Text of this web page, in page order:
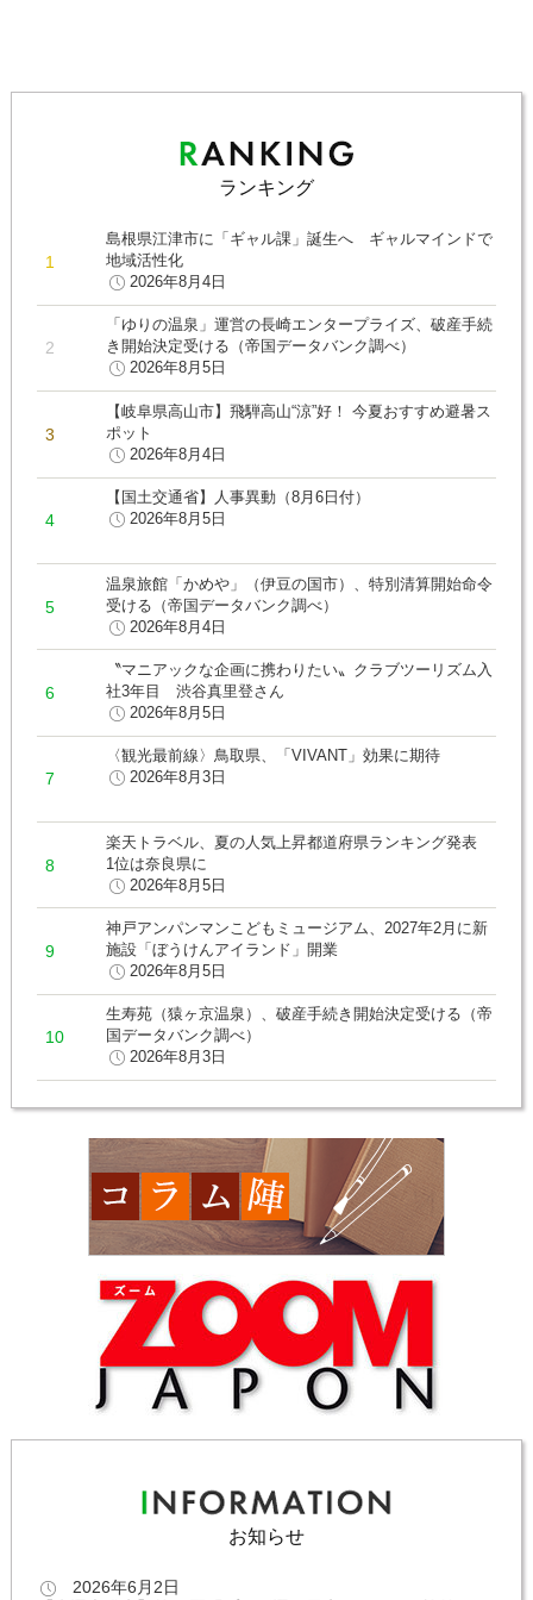
ランキング
島根県江津市に「ギャル課」誕生へ ギャルマインドで
地域活性化
2026年8月4日
「ゆりの温泉」運営の長崎エンタープライズ、破産手続
き開始決定受ける（帝国データバンク調べ）
2026年8月5日
【岐阜県高山市】飛騨高山“涼”好！ 今夏おすすめ避暑ス
ポット
2026年8月4日
【国土交通省】人事異動（8月6日付）
2026年8月5日
温泉旅館「かめや」（伊豆の国市）、特別清算開始命令
受ける（帝国データバンク調べ）
2026年8月4日
〝マニアックな企画に携わりたい〟クラブツーリズム入
社3年目 渋谷真里登さん
2026年8月5日
〈観光最前線〉鳥取県、「VIVANT」効果に期待
2026年8月3日
楽天トラベル、夏の人気上昇都道府県ランキング発表
1位は奈良県に
2026年8月5日
神戸アンパンマンこどもミュージアム、2027年2月に新
施設「ぼうけんアイランド」開業
2026年8月5日
生寿苑（猿ヶ京温泉）、破産手続き開始決定受ける（帝
国データバンク調べ）
2026年8月3日
お知らせ
2026年6月2日